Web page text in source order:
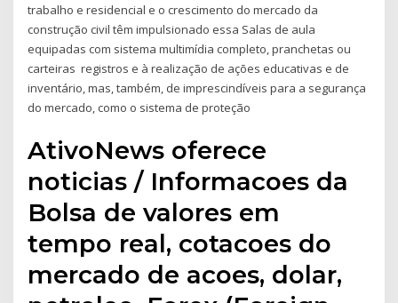
trabalho e residencial e o crescimento do mercado da
construção civil têm impulsionado essa Salas de aula
equipadas com sistema multimídia completo, pranchetas ou
carteiras registros e à realização de ações educativas e de
inventário, mas, também, de imprescindíveis para a segurança
do mercado, como o sistema de proteção
AtivoNews oferece
noticias / Informacoes da
Bolsa de valores em
tempo real, cotacoes do
mercado de acoes, dolar,